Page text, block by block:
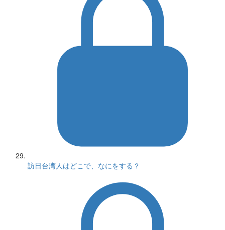
訪日台湾人はどこで、なにをする？